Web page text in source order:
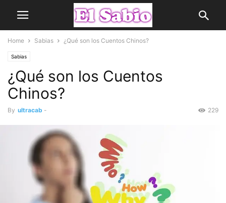
Home Sabias ¿Qué son los Cuentos Chinos?
Sabias
¿Qué son los Cuentos
Chinos?
By ultracab - 229